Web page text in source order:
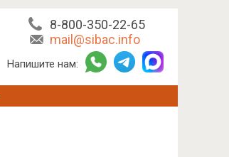
8-800-350-22-65
mail@sibac.info
Напишите нам: